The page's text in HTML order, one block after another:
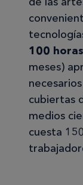
100 horas
meses)
cubiertas
medios
cuesta